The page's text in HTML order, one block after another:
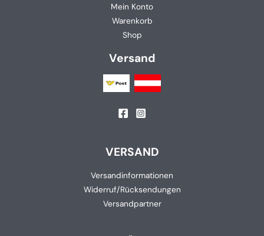
Mein Konto
Warenkorb
Shop
Versand
VERSAND
Versandinformationen
Widerruf/Rücksendungen
Versandpartner